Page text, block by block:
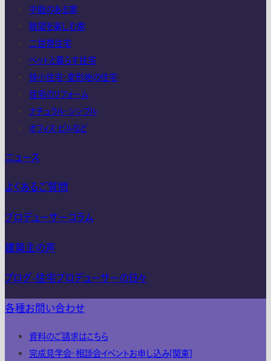
中庭のある家
眺望を楽しむ家
二世帯住宅
ペットと暮らす住宅
狭小住宅・変形地の住宅
住宅のリフォーム
ナチュラル・シンプル
オフィス・ビルなど
ニュース
よくあるご質問
プロデューサーコラム
建築主の声
ブログ-住宅プロデューサーの日々
各種お問い合わせ
資料のご請求はこちら
完成見学会・相談会イベントお申し込み[関東]